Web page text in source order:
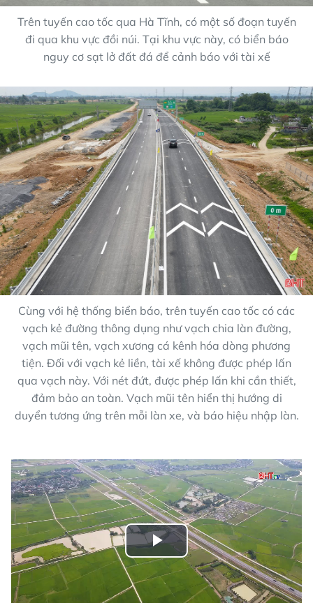
Trên tuyến cao tốc qua Hà Tĩnh, có một số đoạn tuyến
đi qua khu vực đồi núi. Tại khu vực này, có biển báo
nguy cơ sạt lở đất đá để cảnh báo với tài xế
Cùng với hệ thống biển báo, trên tuyến cao tốc có các
vạch kẻ đường thông dụng như vạch chia làn đường,
vạch mũi tên, vạch xương cá kênh hóa dòng phương
tiện. Đối với vạch kẻ liền, tài xế không được phép lấn
qua vạch này. Với nét đứt, được phép lấn khi cần thiết,
đảm bảo an toàn. Vạch mũi tên hiển thị hướng di
duyển tương ứng trên mỗi làn xe, và báo hiệu nhập làn.
Play
Video